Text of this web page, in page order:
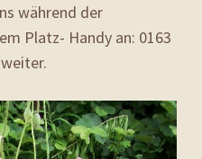
während der
Platz- Handy an: 0163